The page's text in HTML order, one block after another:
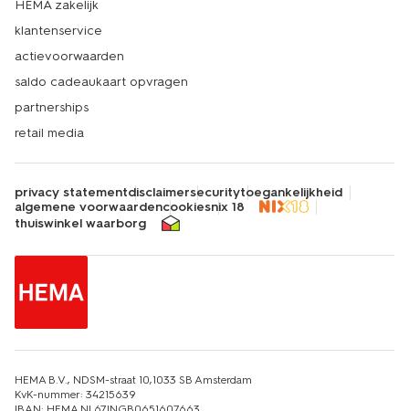
HEMA zakelijk
klantenservice
actievoorwaarden
saldo cadeaukaart opvragen
partnerships
retail media
privacy statementdisclaimersecuritytoegankelijkheid
algemene voorwaardencookiesnix 18
thuiswinkel waarborg
HEMA B.V., NDSM-straat 10,1033 SB Amsterdam
KvK-nummer: 34215639